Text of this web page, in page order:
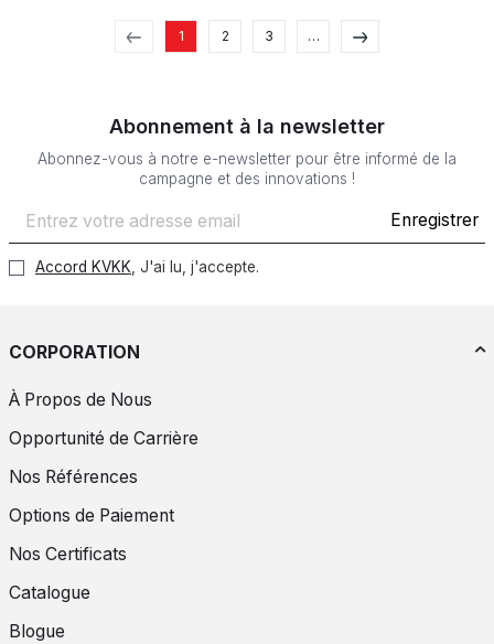
1 2 3 …
Abonnement à la newsletter
Abonnez-vous à notre e-newsletter pour être informé de la
campagne et des innovations !
Enregistrer
Accord KVKK , J'ai lu, j'accepte.
CORPORATION
À Propos de Nous
Opportunité de Carrière
Nos Références
Options de Paiement
Nos Certificats
Catalogue
Blogue